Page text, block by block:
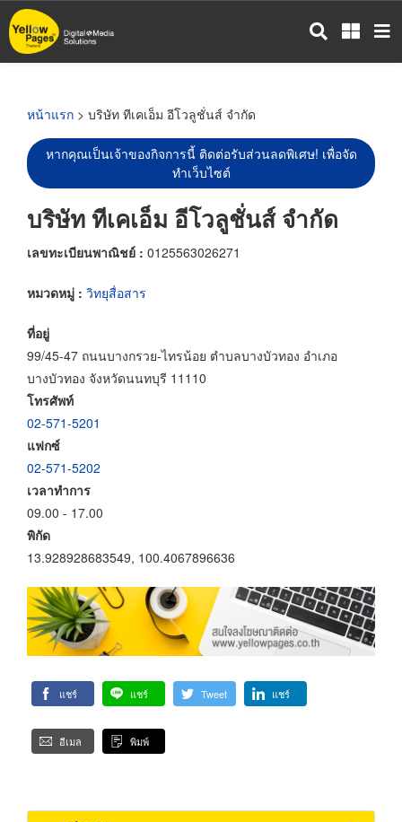
ข้าม
ไป
หน้าแรก > บริษัท ทีเคเอ็ม อีโวลูชั่นส์ จำกัด
หากคุณเป็นเจ้าของกิจการนี้ ติดต่อรับส่วนลดพิเศษ! เพื่อจัด
ทำเว็บไซต์
บริษัท ทีเคเอ็ม อีโวลูชั่นส์ จำกัด
เลขทะเบียนพาณิชย์ : 0125563026271
หมวดหมู่ : วิทยุสื่อสาร
ที่อยู่
99/45-47 ถนนบางกรวย-ไทรน้อย ตำบลบางบัวทอง อำเภอ
บางบัวทอง จังหวัดนนทบุรี 11110
โทรศัพท์
02-571-5201
แฟกซ์
02-571-5202
เวลาทำการ
09.00 - 17.00
พิกัด
13.928928683549, 100.4067896636
แชร์ แชร์ Tweet แชร์
อีเมล พิมพ์